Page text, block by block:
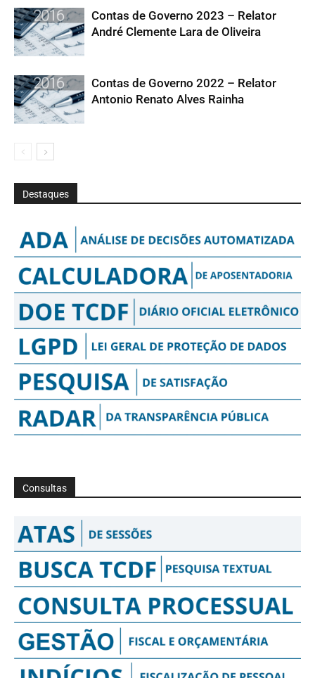
Contas de Governo 2023 – Relator
André Clemente Lara de Oliveira
Contas de Governo 2022 – Relator
Antonio Renato Alves Rainha
Destaques
Consultas